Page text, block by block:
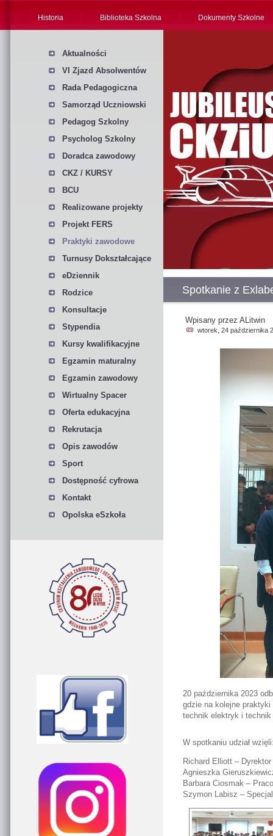
Historia Biblioteka Szkolna Dokumenty Szkolne
Aktualności
VI Zjazd Absolwentów
Rada Pedagogiczna
Samorząd Uczniowski
Pedagog Szkolny
Psycholog Szkolny
Doradca zawodowy
CKZ / KURSY
BCU
Realizowane projekty
Projekt FERS
Praktyki zawodowe
Turnusy Dokształcające
eDziennik
Rodzice
Konsultacje
Stypendia
Kursy kwalifikacyjne
Egzamin maturalny
Egzamin zawodowy
Wirtualny Spacer
Oferta edukacyjna
Rekrutacja
Opis zawodów
Sport
Dostępność cyfrowa
Kontakt
Opolska eSzkoła
Spotkanie z
Wpisany przez ALitwin
wtorek, 24 października
20 października 2023
gdzie na kolejne
technik elektryk i technik
W spotkaniu udział
Richard Elliott –
Agnieszka
Barbara Ciosmak –
Szymon Labisz –